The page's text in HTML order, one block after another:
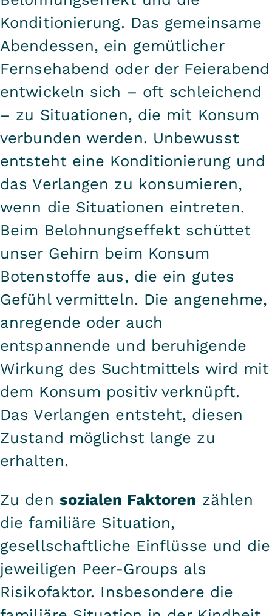
Konditionierung. Das gemeinsame
Abendessen, ein gemütlicher
Fernsehabend oder der Feierabend
entwickeln sich – oft schleichend
– zu Situationen, die mit Konsum
verbunden werden. Unbewusst
entsteht eine Konditionierung und
das Verlangen zu konsumieren,
wenn die Situationen eintreten.
Beim Belohnungseffekt schüttet
unser Gehirn beim Konsum
Botenstoffe aus, die ein gutes
Gefühl vermitteln. Die angenehme,
anregende oder auch
entspannende und beruhigende
Wirkung des Suchtmittels wird mit
dem Konsum positiv verknüpft.
Das Verlangen entsteht, diesen
Zustand möglichst lange zu
erhalten.
Zu den sozialen Faktoren zählen
die familiäre Situation,
gesellschaftliche Einflüsse und die
jeweiligen Peer-Groups als
Risikofaktor. Insbesondere die